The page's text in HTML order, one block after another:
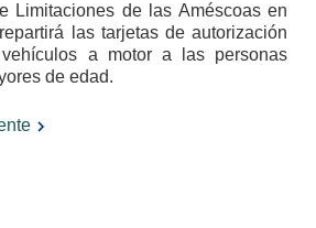
Limitaciones de las Améscoas en
las tarjetas de autorización
a motor a las personas
de edad.